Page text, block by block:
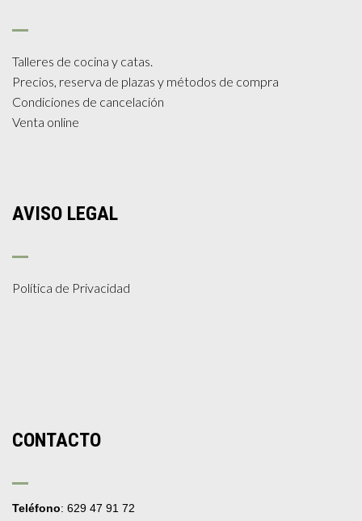
Talleres de cocina y catas.
Precios, reserva de plazas y métodos de compra
Condiciones de cancelación
Venta online
AVISO LEGAL
Política de Privacidad
CONTACTO
Teléfono: 629 47 91 72